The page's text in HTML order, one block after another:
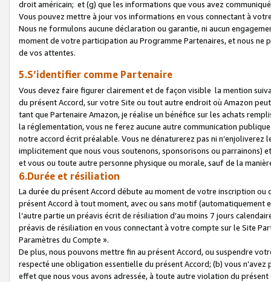
droit américain; et (g) que les informations que vous avez
Vous pouvez mettre à jour vos informations en vous connectant à
Nous ne formulons aucune déclaration ou garantie, ni aucun
moment de votre participation au Programme Partenaires, et nous
de vos attentes.
5.S’identifier comme Partenaire
Vous devez faire figurer clairement et de façon visible la mention
du présent Accord, sur votre Site ou tout autre endroit où Amazon
tant que Partenaire Amazon, je réalise un bénéfice sur les achats
la réglementation, vous ne ferez aucune autre communication
notre accord écrit préalable. Vous ne dénaturerez pas ni
implicitement que nous vous soutenons, sponsorisons ou parrainons)
et vous ou toute autre personne physique ou morale, sauf de la
6.Durée et résiliation
La durée du présent Accord débute au moment de votre inscription
présent Accord à tout moment, avec ou sans motif (automatiquement
l’autre partie un préavis écrit de résiliation d’au moins 7 jours
préavis de résiliation en vous connectant à votre compte sur le Site
Paramètres du Compte ».
De plus, nous pouvons mettre fin au présent Accord, ou suspendre
respecté une obligation essentielle du présent Accord; (b) vous
effet que nous vous avons adressée, à toute autre violation du